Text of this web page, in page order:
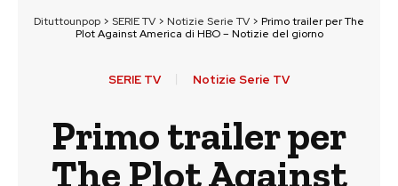
Dituttounpop > SERIE TV > Notizie Serie TV > Primo trailer per The
Plot Against America di HBO – Notizie del giorno
SERIE TV Notizie Serie TV
Primo trailer per
The Plot Against